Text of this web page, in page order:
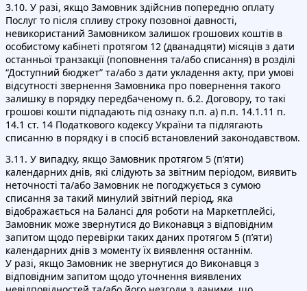
3.10. У разі, якщо Замовник здійснив попередню оплату
Послуг то після спливу строку позовної давності,
невикористаний Замовником залишок грошових коштів в
особистому кабінеті протягом 12 (дванадцяти) місяців з дати
останньої транзакції (поповнення та/або списання) в розділі
“Доступний бюджет” та/або з дати укладення акту, при умові
відсутності звернення Замовника про повернення такого
залишку в порядку передбаченому п. 6.2. Договору, то такі
грошові кошти підпадають під ознаку п.п. а) п.п. 14.1.11 п.
14.1 ст. 14 Податкового кодексу України та підлягають
списанню в порядку і в спосіб встановлений законодавством.
3.11. У випадку, якщо Замовник протягом 5 (п’яти)
календарних днів, які слідують за звітним періодом, виявить
неточності та/або Замовник не погоджується з сумою
списання за такий минулий звітний період, яка
відображається на Балансі для роботи на Маркетплейсі,
Замовник може звернутися до Виконавця з відповідним
запитом щодо перевірки таких даних протягом 5 (п’яти)
календарних днів з моменту їх виявлення останнім.
У разі, якщо Замовник не звернутися до Виконавця з
відповідним запитом щодо уточнення виявлених